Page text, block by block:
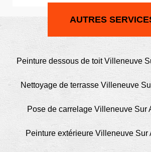
AUTRES
Peinture dessous de toit Villeneuve
Nettoyage de terrasse Villeneuve
Pose de carrelage Villeneuve Sur
Peinture extérieure Villeneuve Sur